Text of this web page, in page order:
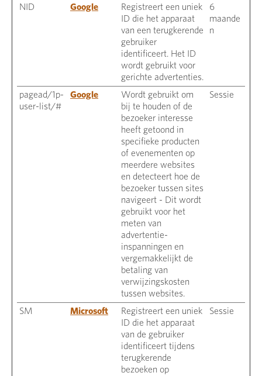
NID Google
Registreert een uniek
ID die het apparaat
van een terugkerende
gebruiker
identificeert. Het ID
wordt gebruikt voor
gerichte advertenties.
6
maande
n
pagead/1p-
user-list/#
Google
Wordt gebruikt om
bij te houden of de
bezoeker interesse
heeft getoond in
specifieke producten
of evenementen op
meerdere websites
en detecteert hoe de
bezoeker tussen sites
navigeert - Dit wordt
gebruikt voor het
meten van
advertentie-
inspanningen en
vergemakkelijkt de
betaling van
verwijzingskosten
tussen websites.
Sessie
SM Microsoft
Registreert een uniek
ID die het apparaat
van de gebruiker
identificeert tijdens
terugkerende
bezoeken op
Sessie